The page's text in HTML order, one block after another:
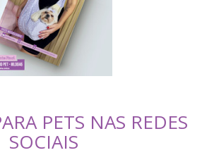
PETS NAS REDES
SOCIAIS